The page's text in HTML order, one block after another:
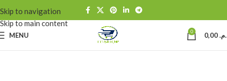
Skip to navigation
Skip to main content
MENU 0